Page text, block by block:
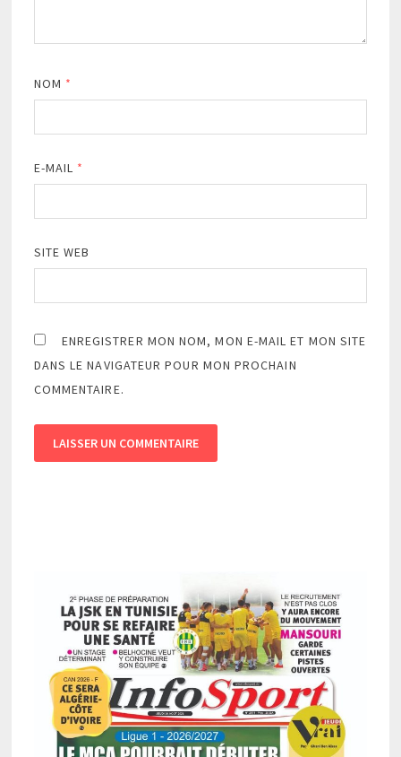
NOM *
E-MAIL *
SITE WEB
ENREGISTRER MON NOM, MON E-MAIL ET MON SITE
DANS LE NAVIGATEUR POUR MON PROCHAIN
COMMENTAIRE.